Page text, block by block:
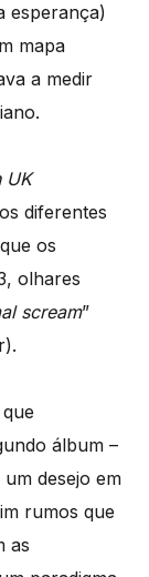
esperança)
mapa
a medir
UK
diferentes
os
olhares
scream”
álbum –
desejo em
rumos que
as